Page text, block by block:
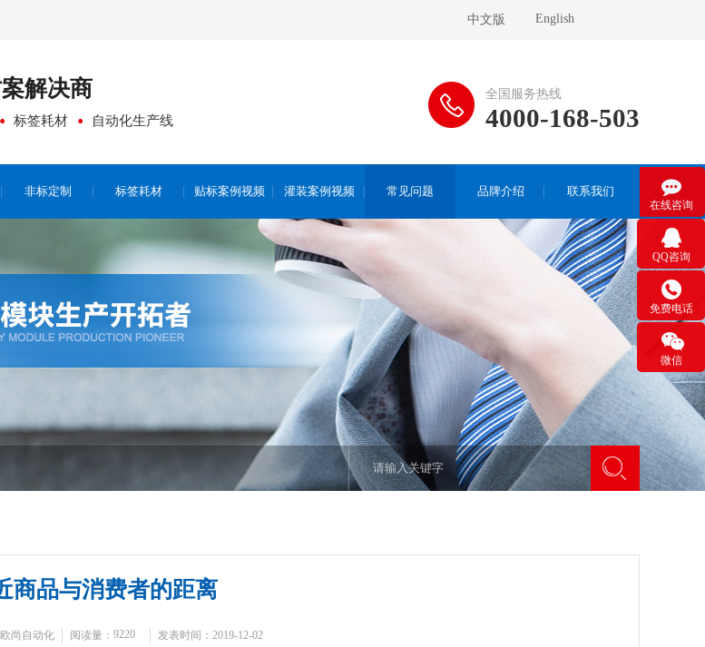
中文版 English
解决商
标签耗材 自动化生产线
全国服务热线
4000-168-503
非标定制 标签耗材 贴标案例视频 灌装案例视频 常见问题 品牌介绍 联系我们
商品与消费者的距离
尚自动化 阅读量： 9220 发表时间：2019-12-02

在线咨询

QQ咨询

免费电话

微信